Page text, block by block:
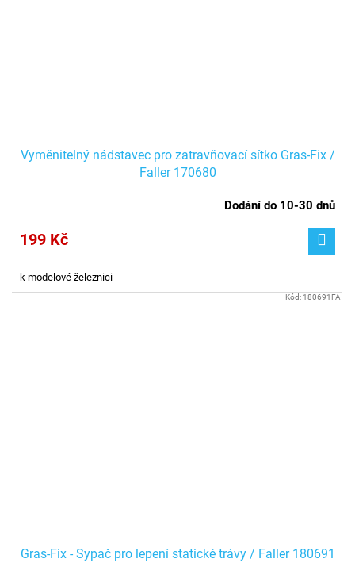
Vyměnitelný nádstavec pro zatravňovací sítko Gras-Fix /
Faller 170680
Dodání do 10-30 dnů
199 Kč
k modelové železnici
Gras-Fix - Sypač pro lepení statické trávy / Faller 180691
Kód: 180691FA